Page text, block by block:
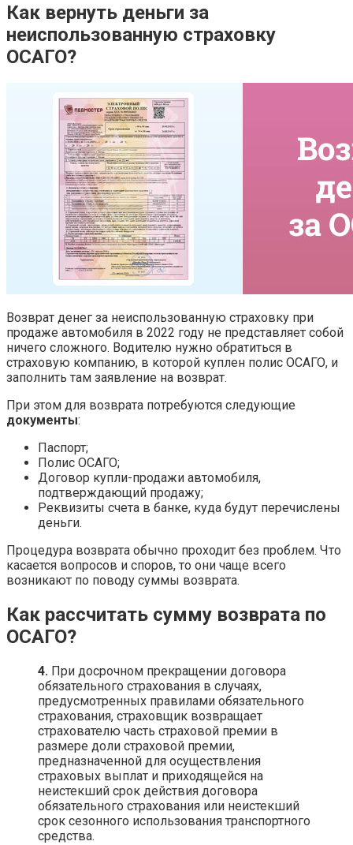
Как вернуть деньги за
неиспользованную страховку
ОСАГО?
Возврат денег за неиспользованную страховку при
продаже автомобиля в 2022 году не представляет собой
ничего сложного. Водителю нужно обратиться в
страховую компанию, в которой куплен полис ОСАГО, и
заполнить там заявление на возврат.
При этом для возврата потребуются следующие
документы:
Паспорт;
Полис ОСАГО;
Договор купли-продажи автомобиля,
подтверждающий продажу;
Реквизиты счета в банке, куда будут перечислены
деньги.
Процедура возврата обычно проходит без проблем. Что
касается вопросов и споров, то они чаще всего
возникают по поводу суммы возврата.
Как рассчитать сумму возврата по
ОСАГО?
4. При досрочном прекращении договора
обязательного страхования в случаях,
предусмотренных правилами обязательного
страхования, страховщик возвращает
страхователю часть страховой премии в
размере доли страховой премии,
предназначенной для осуществления
страховых выплат и приходящейся на
неистекший срок действия договора
обязательного страхования или неистекший
срок сезонного использования транспортного
средства.